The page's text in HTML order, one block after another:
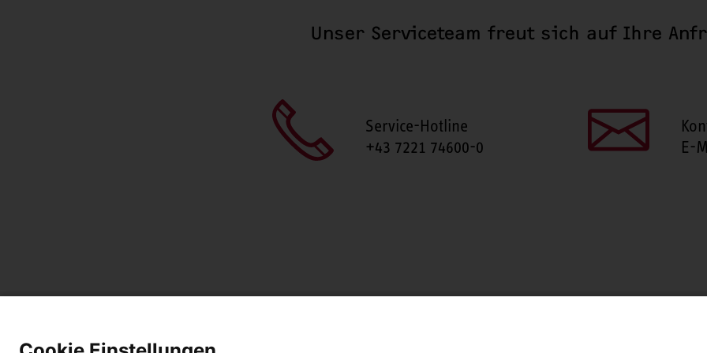
Unser Serviceteam freut sich auf Ihre
Service-Hotline
+43 7221 74600-0
E-